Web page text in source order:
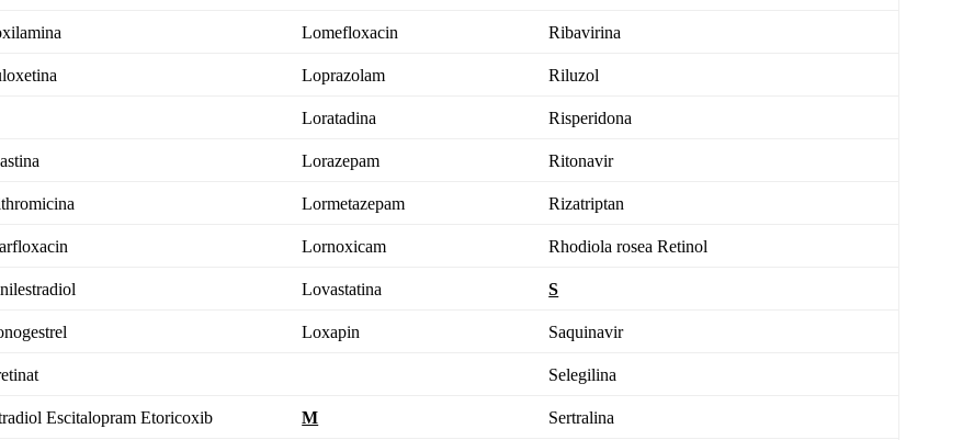
Lomefloxacin Ribavirina
Loprazolam Riluzol
Loratadina Risperidona
Lorazepam Ritonavir
Lormetazepam Rizatriptan
Lornoxicam Rhodiola rosea Retinol
Lovastatina S
Loxapin Saquinavir
Selegilina
Escitalopram Etoricoxib M Sertralina